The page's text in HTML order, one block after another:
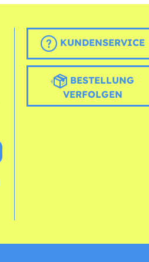
KUNDENSERVICE
BESTELLUNG
VERFOLGEN